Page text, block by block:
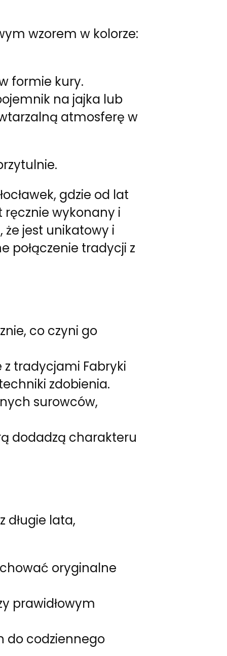
wzorem w kolorze:
formie kury.
na jajka lub
atmosferę w
gdzie od lat
ręcznie wykonany i
jest unikatowy i
połączenie tradycji z
co czyni go
tradycjami Fabryki
zdobienia.
surowców,
dodadzą charakteru
długie lata,
oryginalne
prawidłowym
do codziennego